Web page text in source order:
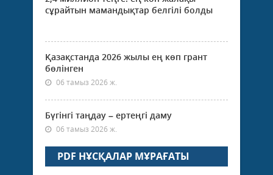
сұрайтын мамандықтар белгілі болды
Қазақстанда 2026 жылы ең көп грант
бөлінген
06 тамыз 2026 ж.
Бүгінгі таңдау – ертеңгі даму
06 тамыз 2026 ж.
PDF НҰСҚАЛАР МҰРАҒАТЫ